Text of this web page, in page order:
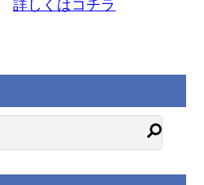
詳しくはコチラ